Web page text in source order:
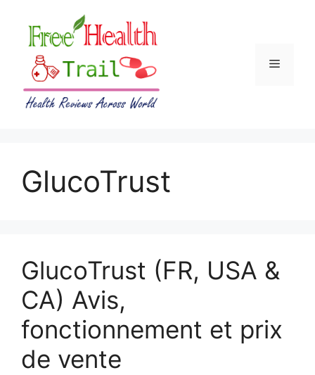
content
Menu
GlucoTrust
GlucoTrust (FR, USA &
CA) Avis,
fonctionnement et prix
de vente